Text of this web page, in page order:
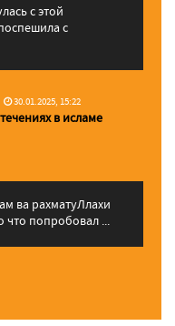
с этой
с
30.01.2025, 15:22
в исламе
что попробовал ...